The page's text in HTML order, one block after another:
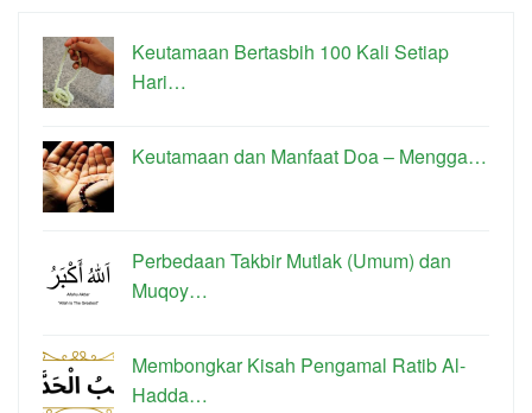
Keutamaan Bertasbih 100 Kali Setiap
Hari…
Keutamaan dan Manfaat Doa – Mengga…
Perbedaan Takbir Mutlak (Umum) dan
Muqoy…
Membongkar Kisah Pengamal Ratib Al-
Hadda…